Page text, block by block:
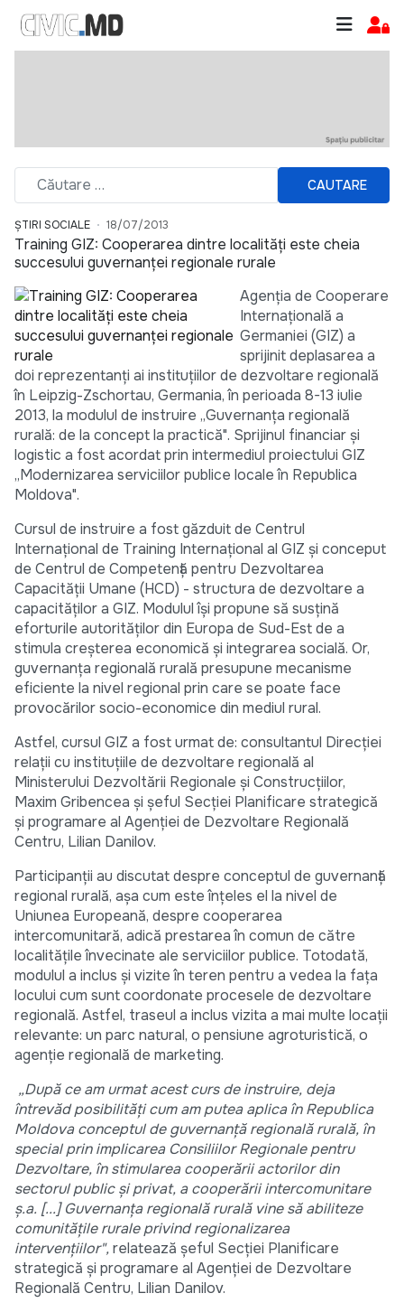
CAUTARE
ȘTIRI SOCIALE 18/07/2013
Training GIZ: Cooperarea dintre localităţi este cheia
succesului guvernanţei regionale rurale
Agenţia de Cooperare
Internaţională a
Germaniei (GIZ) a
sprijinit deplasarea a
doi reprezentanţi ai instituțiilor de dezvoltare regională
în Leipzig-Zschortau, Germania, în perioada 8-13 iulie
2013, la modulul de instruire „Guvernanţa regională
rurală: de la concept la practică". Sprijinul financiar şi
logistic a fost acordat prin intermediul proiectului GIZ
„Modernizarea serviciilor publice locale în Republica
Moldova".
Cursul de instruire a fost găzduit de Centrul
Internaţional de Training Internaţional al GIZ şi conceput
de Centrul de Competenţă pentru Dezvoltarea
Capacităţii Umane (HCD) - structura de dezvoltare a
capacităţilor a GIZ. Modulul îşi propune să susţină
eforturile autorităţilor din Europa de Sud-Est de a
stimula creşterea economică şi integrarea socială. Or,
guvernanţa regională rurală presupune mecanisme
eficiente la nivel regional prin care se poate face
provocărilor socio-economice din mediul rural.
Astfel, cursul GIZ a fost urmat de: consultantul Direcţiei
relaţii cu instituţiile de dezvoltare regională al
Ministerului Dezvoltării Regionale şi Construcțiilor,
Maxim Gribencea şi şeful Secției Planificare strategică
şi programare al Agenţiei de Dezvoltare Regională
Centru, Lilian Danilov.
Participanţii au discutat despre conceptul de guvernanţă
regional rurală, aşa cum este înțeles el la nivel de
Uniunea Europeană, despre cooperarea
intercomunitară, adică prestarea în comun de către
localităţile învecinate ale serviciilor publice. Totodată,
modulul a inclus şi vizite în teren pentru a vedea la faţa
locului cum sunt coordonate procesele de dezvoltare
regională. Astfel, traseul a inclus vizita a mai multe locaţii
relevante: un parc natural, o pensiune agroturistică, o
agenţie regională de marketing.
„După ce am urmat acest curs de instruire, deja
întrevăd posibilităţi cum am putea aplica în Republica
Moldova conceptul de guvernanţă regională rurală, în
special prin implicarea Consiliilor Regionale pentru
Dezvoltare, în stimularea cooperării actorilor din
sectorul public și privat, a cooperării intercomunitare
ş.a. [...]Guvernanța regională rurală vine să abiliteze
comunitățile rurale privind regionalizarea
intervențiilor",relatează şeful Secției Planificare
strategică şi programare al Agenţiei de Dezvoltare
Regională Centru, Lilian Danilov.